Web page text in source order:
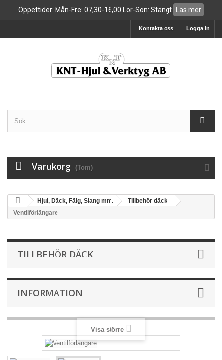
Öppettider: Mån-Fre: 07,30-16,00 Lör-Sön: Stängt Läs mer
Logga in
Kontakta oss
Varukorg (Tom)
Hjul, Däck, Fälg, Slang mm.
Tillbehör däck
Ventilförlängare
TILLBEHÖR DÄCK
INFORMATION
Visa större